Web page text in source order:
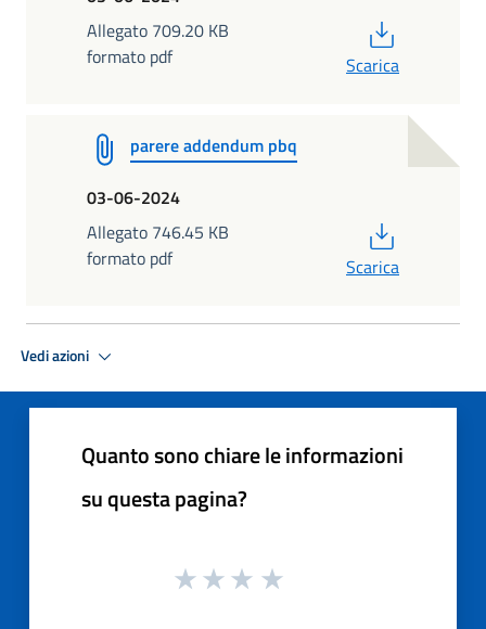
Allegato 709.20 KB
formato pdf
Scarica
parere addendum pbq
03-06-2024
Allegato 746.45 KB
formato pdf
Scarica
Vedi azioni
Quanto sono chiare le informazioni
su questa pagina?